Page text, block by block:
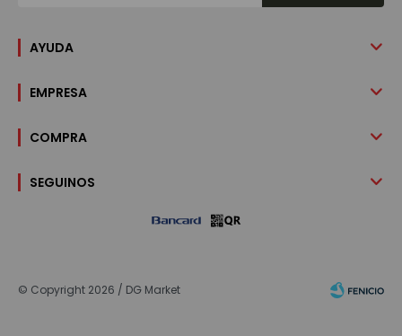
AYUDA
EMPRESA
COMPRA
SEGUINOS
© Copyright 2026 / DG Market